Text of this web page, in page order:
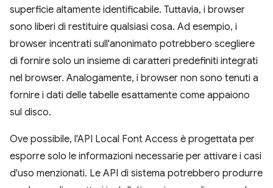
superficie altamente identificabile. Tuttavia, i browser
sono liberi di restituire qualsiasi cosa. Ad esempio, i
browser incentrati sull'anonimato potrebbero scegliere
di fornire solo un insieme di caratteri predefiniti integrati
nel browser. Analogamente, i browser non sono tenuti a
fornire i dati delle tabelle esattamente come appaiono
sul disco.
Ove possibile, l'API Local Font Access è progettata per
esporre solo le informazioni necessarie per attivare i casi
d'uso menzionati. Le API di sistema potrebbero produrre